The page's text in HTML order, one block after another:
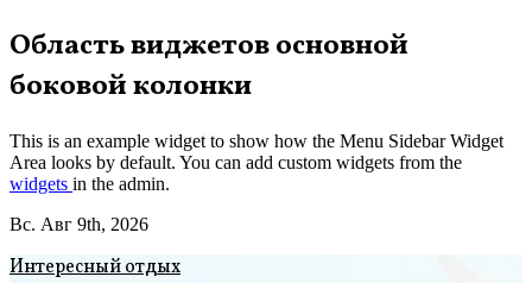
Перейти
к
содержимому
Область виджетов основной
боковой колонки
This is an example widget to show how the Menu Sidebar Widget
Area looks by default. You can add custom widgets from the
widgets in the admin.
Вс. Авг 9th, 2026
Интересный отдых